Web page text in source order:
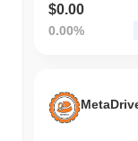
$0.00
0.00%